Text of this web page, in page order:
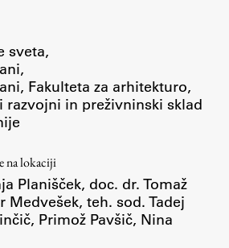
sveta,
Fakulteta za arhitekturo,
in preživninski sklad
na lokaciji
Planišček, doc. dr. Tomaž
Medvešek, teh. sod. Tadej
Primož Pavšič, Nina